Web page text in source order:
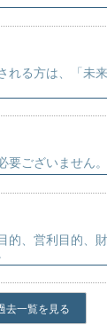
れる方は、「未
ございません。
的、営利目的、
去一覧を見る